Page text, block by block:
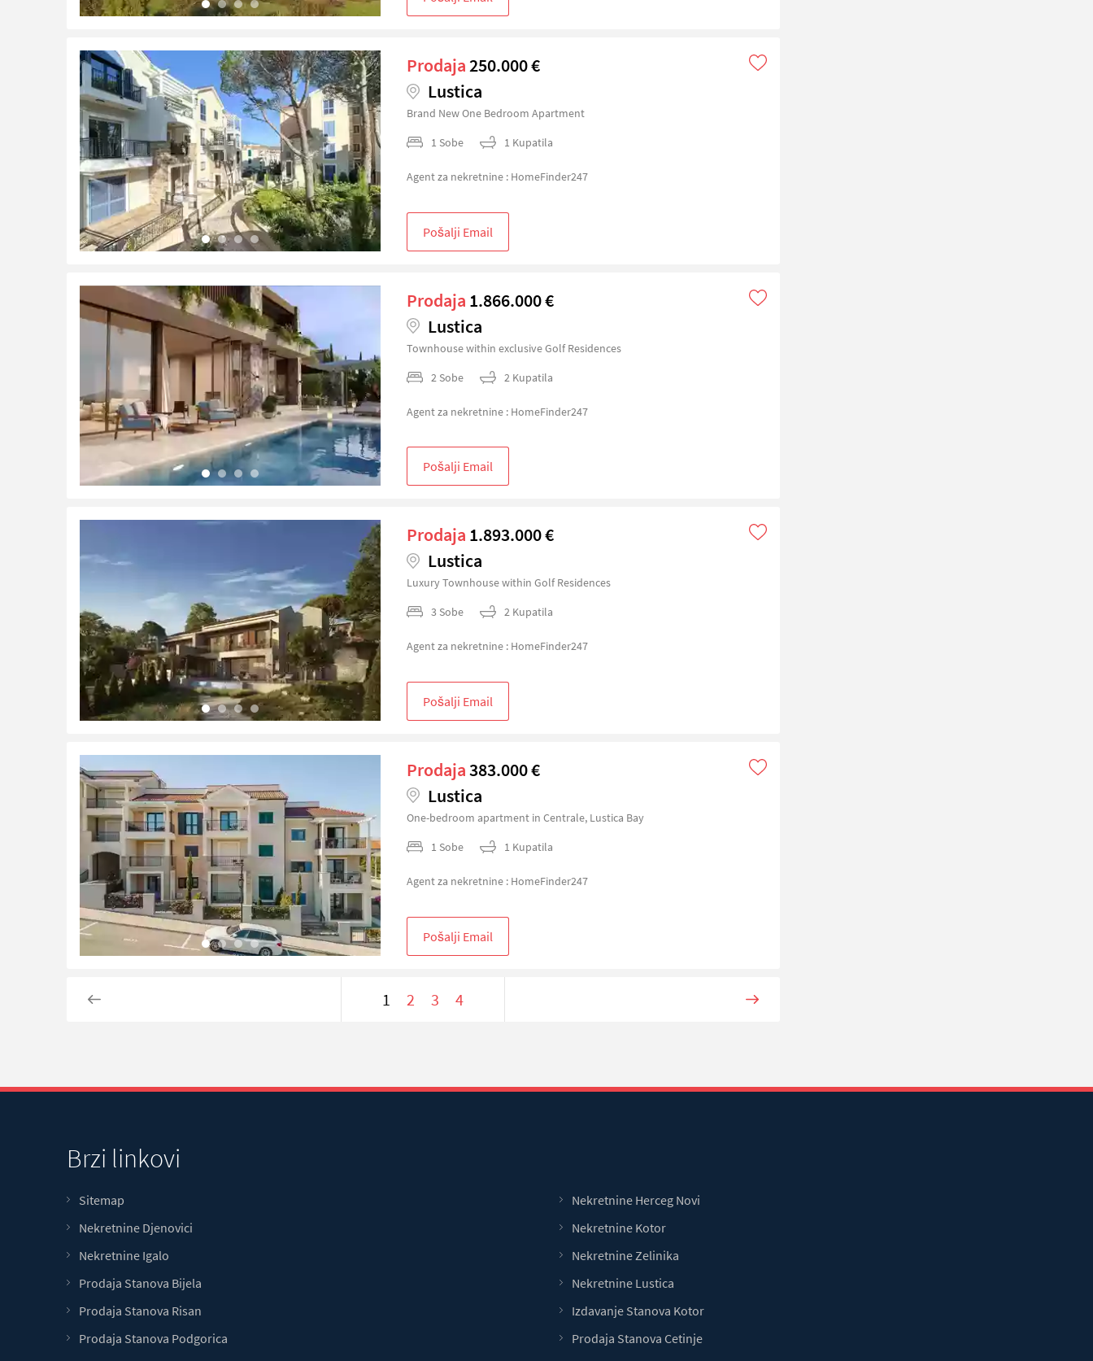
Prodaja250.000 €
Lustica
Brand New One Bedroom Apartment
1 Sobe
1 Kupatila
Agent za nekretnine : HomeFinder247
Pošalji Email
Prodaja 1.866.000 €
Lustica
Townhouse within exclusive Golf Residences
2 Sobe
2 Kupatila
Agent za nekretnine : HomeFinder247
Pošalji Email
Prodaja 1.893.000 €
Lustica
Luxury Townhouse within Golf Residences
3 Sobe
2 Kupatila
Agent za nekretnine : HomeFinder247
Pošalji Email
Prodaja383.000 €
Lustica
One-bedroom apartment in Centrale, Lustica Bay
1 Sobe
1 Kupatila
Agent za nekretnine : HomeFinder247
Pošalji Email
1 2 3 4
Brzi linkovi
Sitemap
Nekretnine Herceg Novi
Nekretnine Djenovici
Nekretnine Kotor
Nekretnine Igalo
Nekretnine Zelinika
Prodaja Stanova Bijela
Nekretnine Lustica
Prodaja Stanova Risan
Izdavanje Stanova Kotor
Prodaja Stanova Podgorica
Prodaja Stanova Cetinje